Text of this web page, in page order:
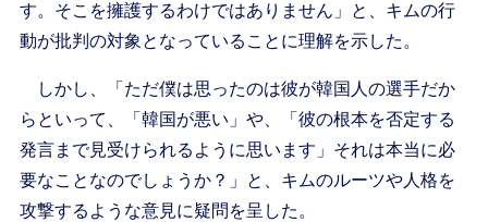
す。そこを擁護するわけではありません」と、キムの行
動が批判の対象となっていることに理解を示した。
しかし、「ただ僕は思ったのは彼が韓国人の選手だか
らといって、「韓国が悪い」や、「彼の根本を否定する
発言まで見受けられるように思います」それは本当に必
要なことなのでしょうか？」と、キムのルーツや人格を
攻撃するような意見に疑問を呈した。